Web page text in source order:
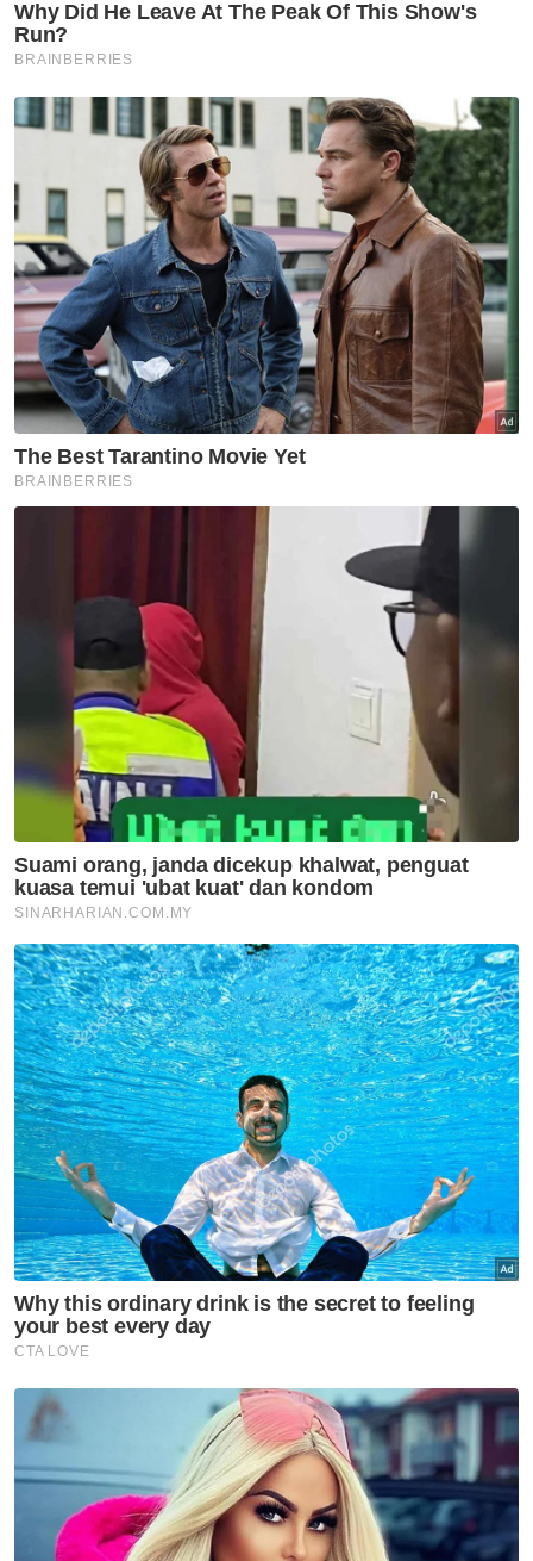
menimba pengalaman berharga menjelang
Kejohanan Remaja Dunia.
“Menentang China bukan mudah, mereka
umpama ‘Tembok Besar’ yang cukup kukuh.
“Saya berharap pemain-pemain kita akan
memberikan aksi maksimum, berjuang habis-
habisan dan menggunakan peluang ini sebaik
mungkin untuk meraih pendedahan dan
pengalaman,” katanya.
Muat turun aplikasi Sinar Harian.Klik di sini!
Sukan
Artikel Disyorkan
Sukan
Bapa Lionel Messi meninggal
dunia pada usia 68 tahun
Sukan
Gol Pavithran bawa Harimau
Malaya ke separuh akhir Piala
ASEAN 2026
Sukan
Aliff Rakib bertarung dengan
Prajanchai Oktober ini
Sukan
Penyokong Indonesia hentam
jurulatih Garuda